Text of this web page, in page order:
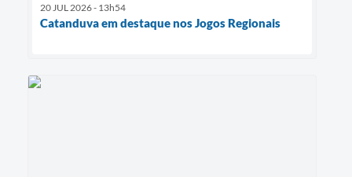
20 JUL 2026 - 13h54
Catanduva em destaque nos Jogos Regionais